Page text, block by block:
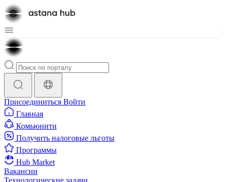
Присоединиться Войти
Главная
Комьюнити
Получить налоговые льготы
Программы
Hub Market
Вакансии
Технологические задачи